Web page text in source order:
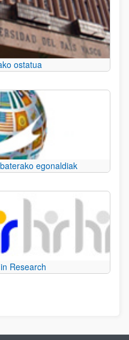
ostatua
egonaldiak
Research